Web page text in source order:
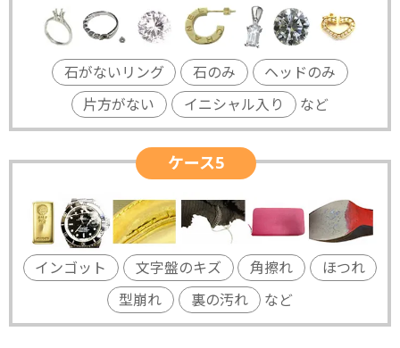
石がないリング 石のみ
ヘッドのみ
片方がない
イニシャル入り など
ケース5
インゴット 文字盤のキズ 角擦れ
ほつれ
型崩れ
裏の汚れ など